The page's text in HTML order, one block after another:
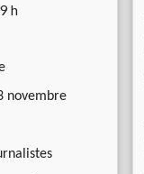
h
novembre